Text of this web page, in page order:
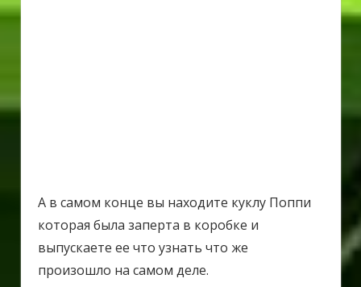
А в самом конце вы находите куклу Поппи
которая была заперта в коробке и
выпускаете ее что узнать что же
произошло на самом деле.